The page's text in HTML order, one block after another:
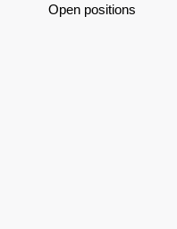
Open positions